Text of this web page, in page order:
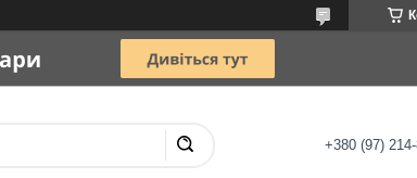
+380 (97)